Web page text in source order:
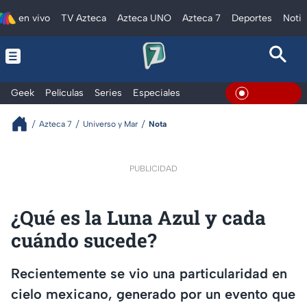
en vivo TV Azteca Azteca UNO Azteca 7 Deportes
Geek Películas Series Especiales En Vivo
Azteca 7 Universo y Mar Nota
PUBLICIDAD
¿Qué es la Luna Azul y cada
cuándo sucede?
Recientemente se vio una particularidad en
cielo mexicano, generado por un evento que